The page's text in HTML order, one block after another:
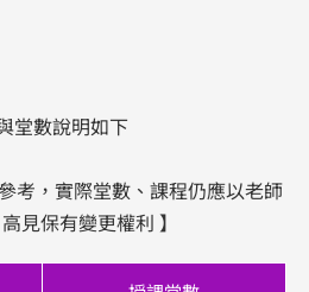
堂數說明如下
考，實際堂數、課程仍應以老師
見保有變更權利 】